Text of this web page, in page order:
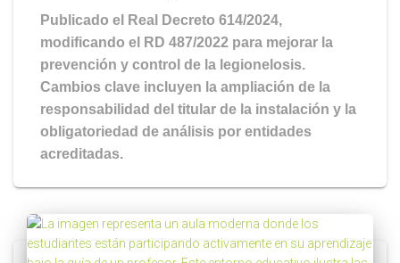
Publicado el Real Decreto 614/2024,
modificando el RD 487/2022 para mejorar la
prevención y control de la legionelosis.
Cambios clave incluyen la ampliación de la
responsabilidad del titular de la instalación y la
obligatoriedad de análisis por entidades
acreditadas.